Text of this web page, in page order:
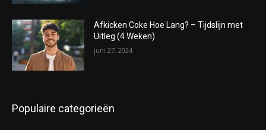
Afkicken Coke Hoe Lang? – Tijdslijn met
Uitleg (4 Weken)
juni 27, 2024
Populaire categorieën